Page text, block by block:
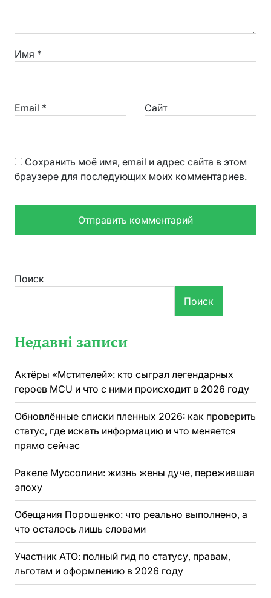
Имя *
Email * Сайт
Сохранить моё имя, email и адрес сайта в этом
браузере для последующих моих комментариев.
Поиск
Поиск
Недавні записи
Актёры «Мстителей»: кто сыграл легендарных
героев MCU и что с ними происходит в 2026 году
Обновлённые списки пленных 2026: как проверить
статус, где искать информацию и что меняется
прямо сейчас
Ракеле Муссолини: жизнь жены дуче, пережившая
эпоху
Обещания Порошенко: что реально выполнено, а
что осталось лишь словами
Участник АТО: полный гид по статусу, правам,
льготам и оформлению в 2026 году